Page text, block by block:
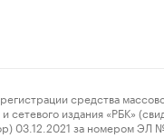
средства
издания «РБК»
03.12.2021 за номером